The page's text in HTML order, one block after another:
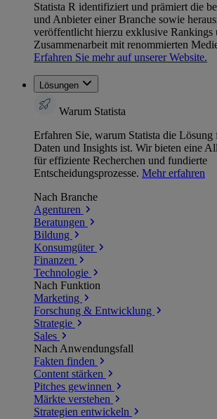
Statista R identifiziert und prämiert die
und Anbieter einer Branche sowie
veröffentlicht hierzu exklusive Rankings
Zusammenarbeit mit renommierten
Erfahren Sie mehr auf unserer Website.
Lösungen
Warum Statista
Erfahren Sie, warum Statista die Lösung
Daten und Insights ist. Wir bieten eine
für effiziente Recherchen und fundierte
Entscheidungsprozesse. Mehr erfahren
Nach Branche
Agenturen
Beratungen
Bildung
Konsumgüter
Finanzen
Technologie
Nach Funktion
Marketing
Forschung & Entwicklung
Strategie
Sales
Nach Anwendungsfall
Fakten finden
Content stärken
Pitches gewinnen
Märkte verstehen
Strategien entwickeln